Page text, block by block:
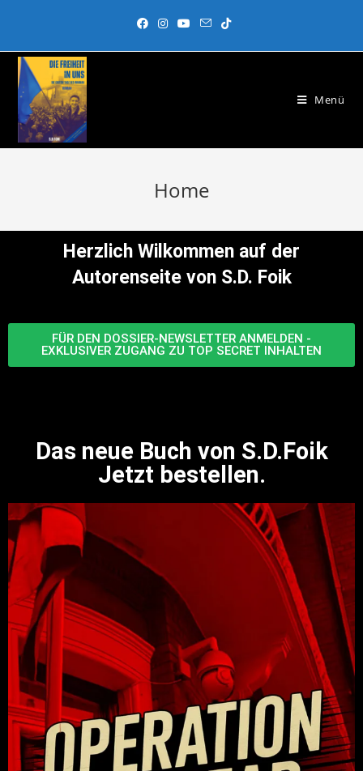
Menü
Home
Herzlich Wilkommen auf der
Autorenseite von S.D. Foik
FÜR DEN DOSSIER-NEWSLETTER ANMELDEN -
EXKLUSIVER ZUGANG ZU TOP SECRET INHALTEN
Das neue Buch von S.D.Foik
Jetzt bestellen.